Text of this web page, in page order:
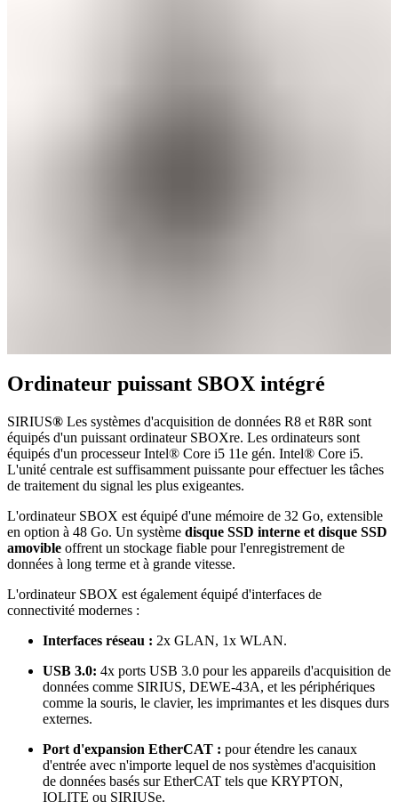
Ordinateur puissant SBOX intégré
SIRIUS® Les systèmes d'acquisition de données R8 et R8R sont
équipés d'un puissant ordinateur SBOXre. Les ordinateurs sont
équipés d'un processeur Intel® Core i5 11e gén. Intel® Core i5.
L'unité centrale est suffisamment puissante pour effectuer les tâches
de traitement du signal les plus exigeantes.
L'ordinateur SBOX est équipé d'une mémoire de 32 Go, extensible
en option à 48 Go. Un système disque SSD interne et disque SSD
amovible offrent un stockage fiable pour l'enregistrement de
données à long terme et à grande vitesse.
L'ordinateur SBOX est également équipé d'interfaces de
connectivité modernes :
Interfaces réseau : 2x GLAN, 1x WLAN.
USB 3.0: 4x ports USB 3.0 pour les appareils d'acquisition de
données comme SIRIUS, DEWE-43A, et les périphériques
comme la souris, le clavier, les imprimantes et les disques durs
externes.
Port d'expansion EtherCAT : pour étendre les canaux
d'entrée avec n'importe lequel de nos systèmes d'acquisition
de données basés sur EtherCAT tels que KRYPTON,
IOLITE ou SIRIUSe.